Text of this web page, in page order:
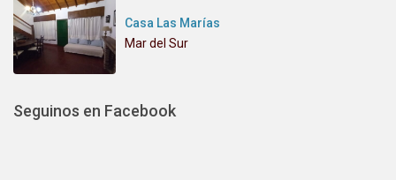
Casa Las Marías
Mar del Sur
Seguinos en Facebook